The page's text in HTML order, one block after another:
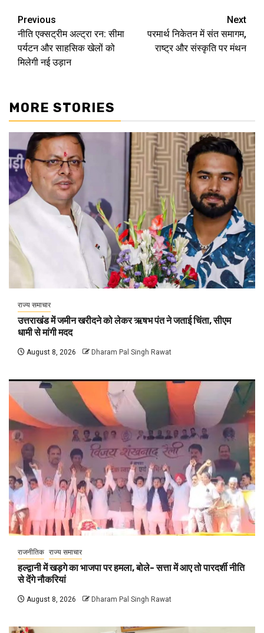
Post
navigation
Previous
नीति एक्सट्रीम अल्ट्रा रन: सीमा
पर्यटन और साहसिक खेलों को
मिलेगी नई उड़ान
Next
परमार्थ निकेतन में संत समागम,
राष्ट्र और संस्कृति पर मंथन
MORE STORIES
राज्य समाचार
उत्तराखंड में जमीन खरीदने को लेकर ऋषभ पंत ने जताई चिंता, सीएम
धामी से मांगी मदद
August 8, 2026 Dharam Pal Singh Rawat
राजनीतिक राज्य समाचार
हल्द्वानी में खड़गे का भाजपा पर हमला, बोले- सत्ता में आए तो पारदर्शी नीति
से देंगे नौकरियां
August 8, 2026 Dharam Pal Singh Rawat